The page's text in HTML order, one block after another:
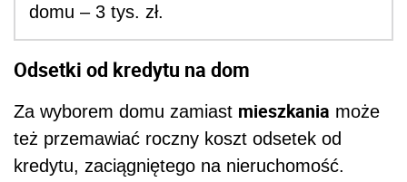
domu – 3 tys. zł.
Odsetki od kredytu na dom
Za wyborem domu zamiast mieszkania może
też przemawiać roczny koszt odsetek od
kredytu, zaciągniętego na nieruchomość.